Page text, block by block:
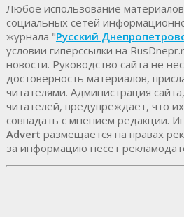
Любое использование
социальных сетей
журнала "Русский
условии гиперссылки на
новости. Руководство сайта не
достоверность материалов,
читателями. Администрация
читателей, предупреждает, что
совпадать с мнением редакции.
Advert размещается на правах
за информацию несет